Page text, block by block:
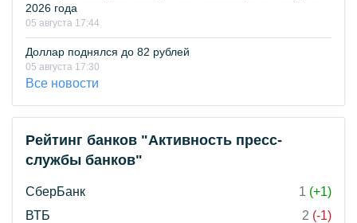
2026 года
05 августа 17:44
Доллар поднялся до 82 рублей
05 августа 17:30
Все новости
Рейтинг банков "Активность пресс-
службы банков"
СберБанк 1 (+1)
ВТБ
2 (-1)